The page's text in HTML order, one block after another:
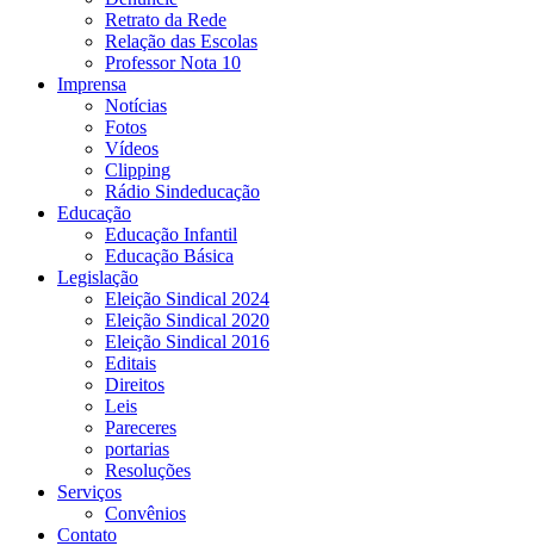
Retrato da Rede
Relação das Escolas
Professor Nota 10
Imprensa
Notícias
Fotos
Vídeos
Clipping
Rádio Sindeducação
Educação
Educação Infantil
Educação Básica
Legislação
Eleição Sindical 2024
Eleição Sindical 2020
Eleição Sindical 2016
Editais
Direitos
Leis
Pareceres
portarias
Resoluções
Serviços
Convênios
Contato